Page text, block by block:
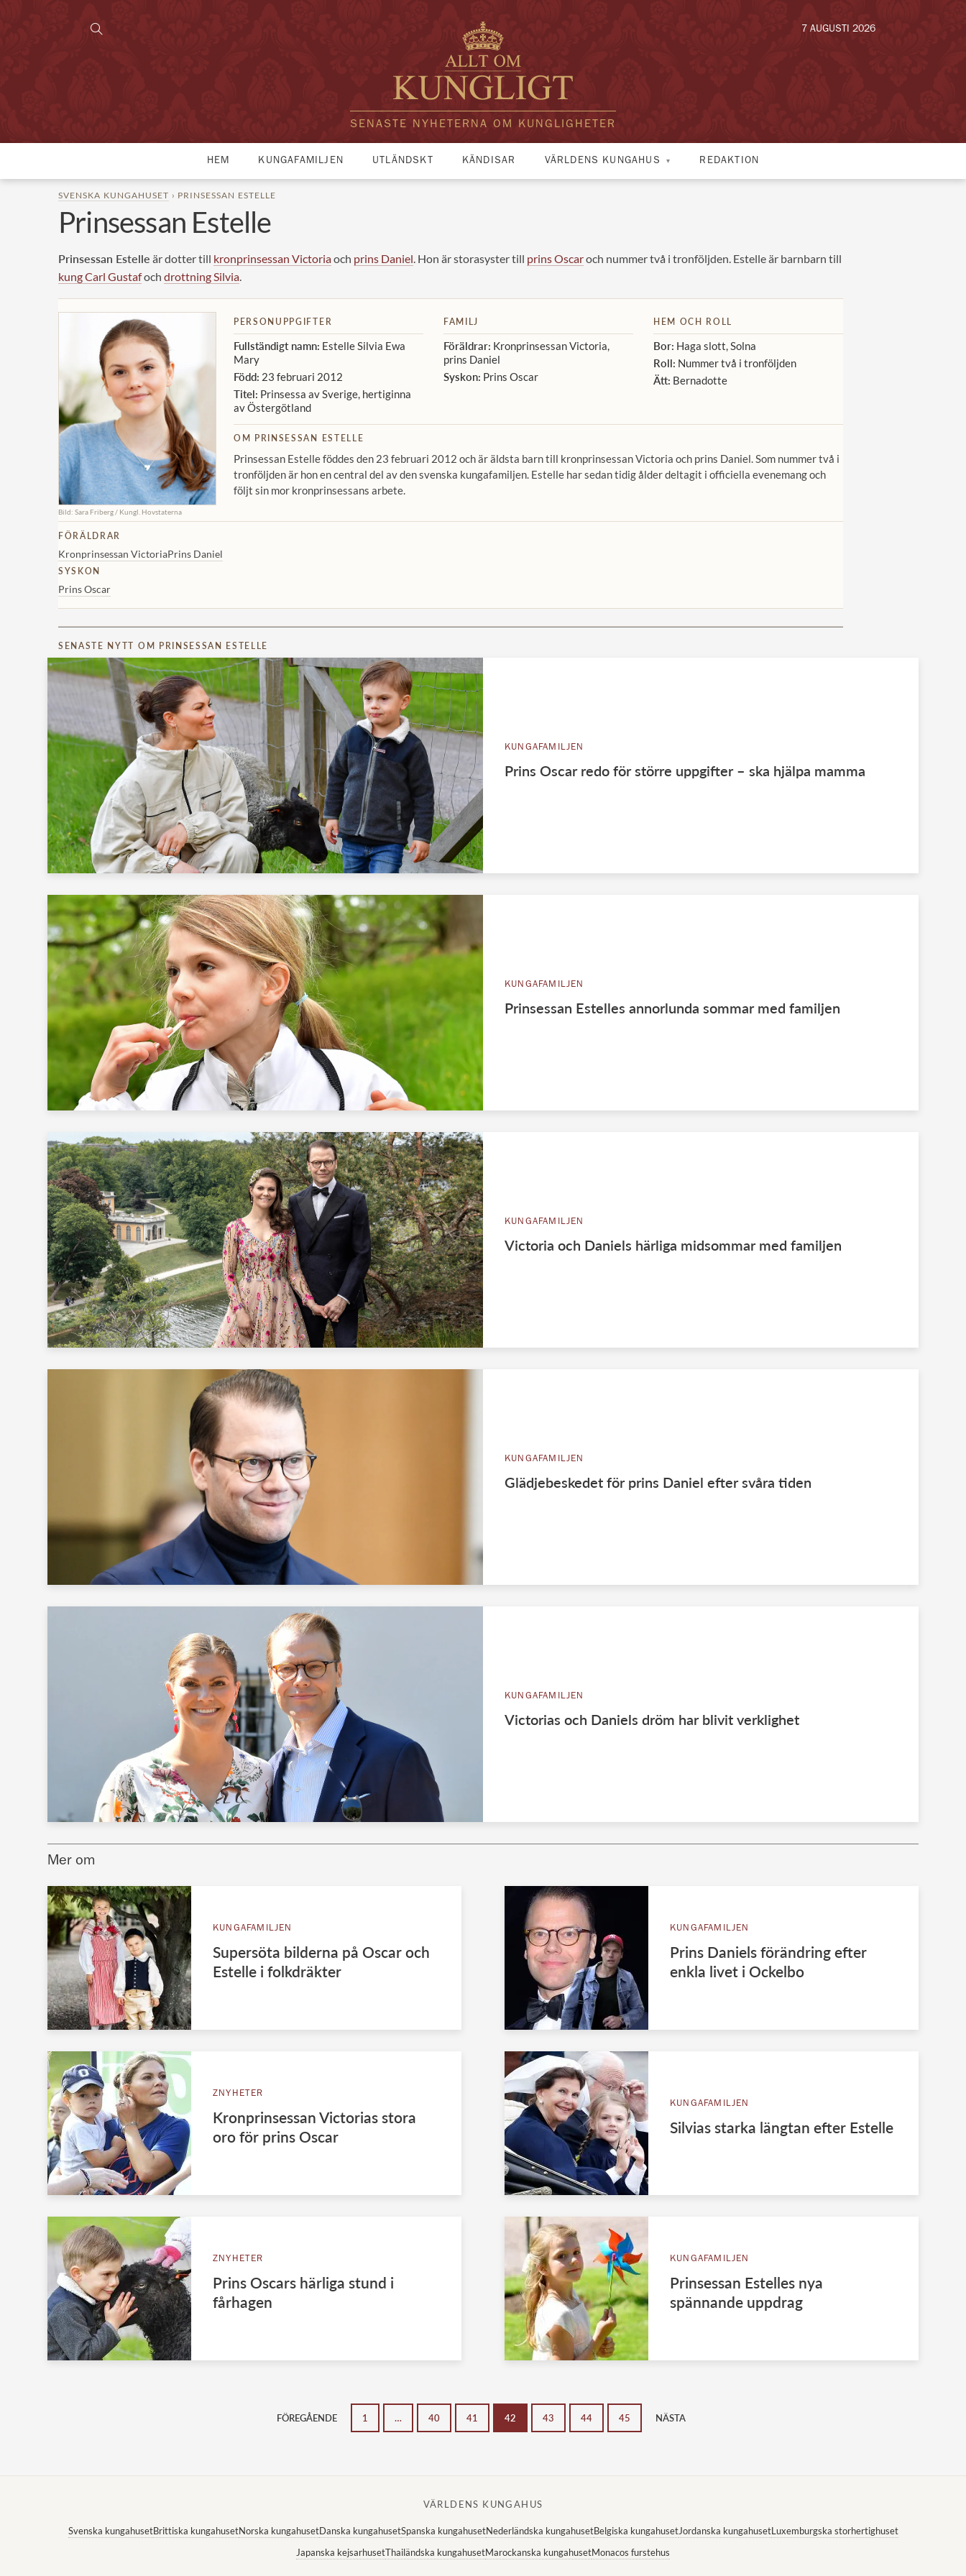
SENASTE NYHETERNA OM KUNGLIGHETER
7 AUGUSTI 2026
HEM KUNGAFAMILJEN UTLÄNDSKT KÄNDISAR VÄRLDENS KUNGAHUS REDAKTION
SVENSKA KUNGAHUSET › PRINSESSAN ESTELLE
Prinsessan Estelle
Prinsessan Estelle är dotter till kronprinsessan Victoriaoch prins Daniel. Hon är storasyster till prins Oscaroch nummer två i tronföljden. Estelle är barnbarn till
kung Carl Gustafoch drottning Silvia.
Bild: Sara Friberg / Kungl. Hovstaterna
PERSONUPPGIFTER
Fullständigt namn: Estelle Silvia Ewa
Mary
Född: 23 februari 2012
Titel: Prinsessa av Sverige, hertiginna
av Östergötland
FAMILJ
Föräldrar: Kronprinsessan Victoria,
prins Daniel
Syskon: Prins Oscar
HEM OCH ROLL
Bor: Haga slott, Solna
Roll: Nummer två i tronföljden
Ätt: Bernadotte
OM PRINSESSAN ESTELLE
Prinsessan Estelle föddes den 23 februari 2012 och är äldsta barn till kronprinsessan Victoria och prins Daniel. Som nummer två i
tronföljden är hon en central del av den svenska kungafamiljen. Estelle har sedan tidig ålder deltagit i officiella evenemang och
följt sin mor kronprinsessans arbete.
FÖRÄLDRAR
Kronprinsessan VictoriaPrins Daniel
SYSKON
Prins Oscar
SENASTE NYTT OM PRINSESSAN ESTELLE
KUNGAFAMILJEN
Prins Oscar redo för större uppgifter – ska hjälpa mamma
KUNGAFAMILJEN
Prinsessan Estelles annorlunda sommar med familjen
KUNGAFAMILJEN
Victoria och Daniels härliga midsommar med familjen
KUNGAFAMILJEN
Glädjebeskedet för prins Daniel efter svåra tiden
KUNGAFAMILJEN
Victorias och Daniels dröm har blivit verklighet
Mer om
KUNGAFAMILJEN
Supersöta bilderna på Oscar och
Estelle i folkdräkter
KUNGAFAMILJEN
Prins Daniels förändring efter
enkla livet i Ockelbo
ZNYHETER
Kronprinsessan Victorias stora
oro för prins Oscar
KUNGAFAMILJEN
Silvias starka längtan efter Estelle
ZNYHETER
Prins Oscars härliga stund i
fårhagen
KUNGAFAMILJEN
Prinsessan Estelles nya
spännande uppdrag
FÖREGÅENDE 1 … 40 41 42 43 44 45 NÄSTA
VÄRLDENS KUNGAHUS
Svenska kungahusetBrittiska kungahusetNorska kungahusetDanska kungahusetSpanska kungahusetNederländska kungahusetBelgiska kungahusetJordanska kungahusetLuxemburgska storhertighuset
Japanska kejsarhusetThailändska kungahusetMarockanska kungahusetMonacos furstehus